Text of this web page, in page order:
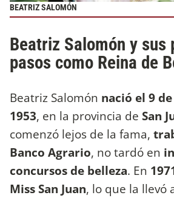
BEATRIZ SALOMÓN
Beatriz Salomón y sus
pasos como Reina de
Beatriz Salomón nació el 9
1953, en la provincia de San
comenzó lejos de la fama,
Banco Agrario, no tardó en
concursos de belleza. En
Miss San Juan, lo que la llevó